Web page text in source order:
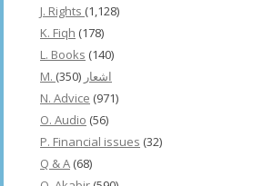
J. Rights (1,128)
K. Fiqh (178)
L. Books (140)
M. اشعار (350)
N. Advice (971)
O. Audio (56)
P. Financial issues (32)
Q & A (68)